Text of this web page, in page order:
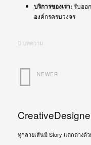
บริการของเรา: รับออ
องค์กรครบวงจร
บทความ
NEWER
ทุกลายเส้นมี Story แตกต่างด้ว